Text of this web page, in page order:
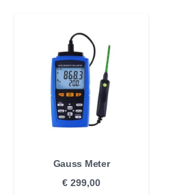
Gauss Meter
€ 299,00